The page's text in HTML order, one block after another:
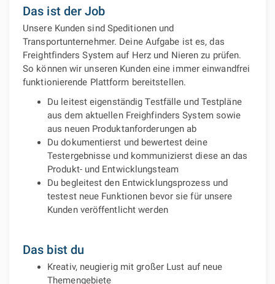
Das ist der Job
Unsere Kunden sind Speditionen und
Transportunternehmer. Deine Aufgabe ist es, das
Freightfinders System auf Herz und Nieren zu prüfen.
So können wir unseren Kunden eine immer einwandfrei
funktionierende Plattform bereitstellen.
Du leitest eigenständig Testfälle und Testpläne
aus dem aktuellen Freighfinders System sowie
aus neuen Produktanforderungen ab
Du dokumentierst und bewertest deine
Testergebnisse und kommunizierst diese an das
Produkt- und Entwicklungsteam
Du begleitest den Entwicklungsprozess und
testest neue Funktionen bevor sie für unsere
Kunden veröffentlicht werden
Das bist du
Kreativ, neugierig mit großer Lust auf neue
Themengebiete